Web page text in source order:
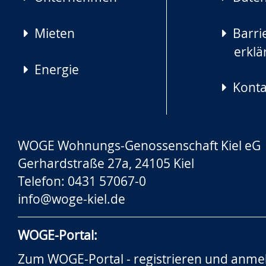
Mieten
Energie
WOGE Wohnungs-Genossenschaft Kiel eG
Gerhardstraße 27a, 24105 Kiel
Telefon: 0431 57067-0
info@woge-kiel.de
WOGE-Portal:
Zum WOGE-Portal - registrieren und